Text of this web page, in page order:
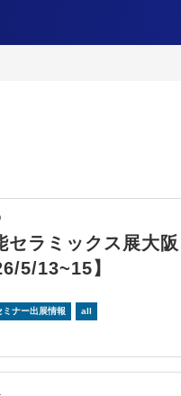
セラミックス展大
5/13~15】
ミナー出展情報 all